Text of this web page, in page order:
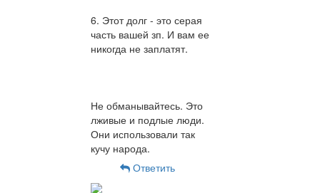
6. Этот долг - это серая
часть вашей зп. И вам ее
никогда не заплатят.
Не обманывайтесь. Это
лживые и подлые люди.
Они использовали так
кучу народа.
Ответить